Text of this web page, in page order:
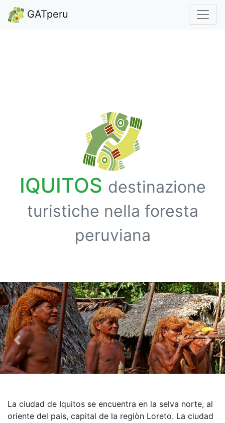
GATperu
IQUITOS destinazione
turistiche nella foresta
peruviana
Previous Next
La ciudad de Iquitos se encuentra en la selva norte, al
oriente del pais, capital de la regiòn Loreto. La ciudad